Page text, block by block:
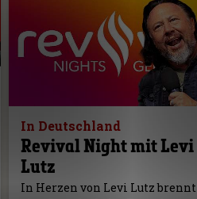
In Deutschland
Revival Night mit Levi
Lutz
In Herzen von Levi Lutz brennt